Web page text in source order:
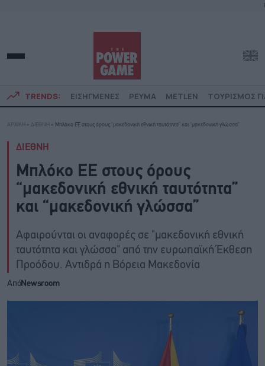
TRENDS: ΕΙΣΗΓΜΕΝΕΣ ΡΕΥΜΑ METLEN ΤΟΥΡΙΣΜΟΣ
ΑΡΧΙΚΗ » ΔΙΕΘΝΗ » Mπλόκο EE στους όρους “μακεδονική εθνική ταυτότητα” και “μακεδονική γλώσσα”
ΔΙΕΘΝΗ
Mπλόκο EE στους όρους
“μακεδονική εθνική ταυτότητα”
και “μακεδονική γλώσσα”
Αφαιρούνται οι αναφορές σε "μακεδονική εθνική
ταυτότητα και γλώσσα" από την ευρωπαϊκή Έκθεση
Προόδου. Αντιδρά η Βόρεια Μακεδονία
ΑπόNewsroom